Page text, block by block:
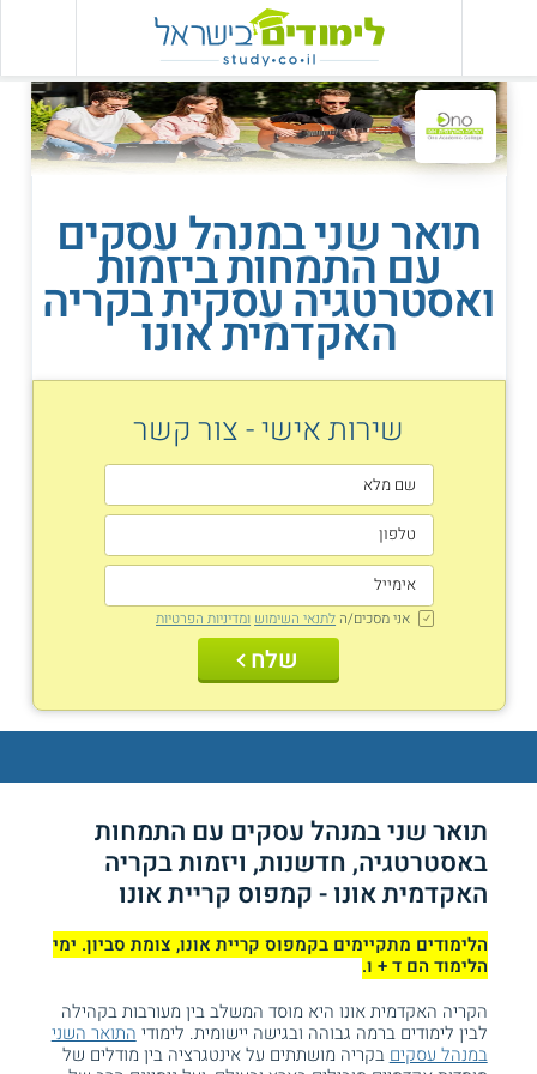
תואר שני במנהל עסקים
עם התמחות ביזמות
ואסטרטגיה עסקית בקריה
האקדמית אונו
שירות אישי - צור קשר
אני מסכים/ה לתנאי השימוש ומדיניות הפרטיות
שלח
תואר שני במנהל עסקים עם התמחות
באסטרטגיה, חדשנות, ויזמות בקריה
האקדמית אונו - קמפוס קריית אונו
הלימודים מתקיימים בקמפוס קריית אונו, צומת סביון. ימי
הלימוד הם ד + ו.
הקריה האקדמית אונו היא מוסד המשלב בין מעורבות בקהילה
לבין לימודים ברמה גבוהה ובגישה יישומית. לימודי התואר השני
במנהל עסקים בקריה מושתתים על אינטגרציה בין מודלים של